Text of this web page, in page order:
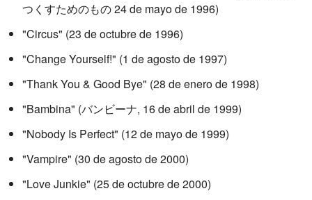
つくすためのもの 24 de mayo de 1996)
"Circus" (23 de octubre de 1996)
"Change Yourself!" (1 de agosto de 1997)
"Thank You & Good Bye" (28 de enero de 1998)
"Bambina" (バンビーナ, 16 de abril de 1999)
"Nobody Is Perfect" (12 de mayo de 1999)
"Vampire" (30 de agosto de 2000)
"Love Junkie" (25 de octubre de 2000)